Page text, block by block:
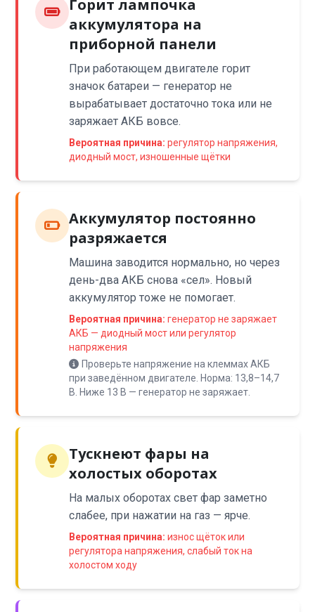
Горит лампочка
аккумулятора на
приборной панели
При работающем двигателе горит
значок батареи — генератор не
вырабатывает достаточно тока или не
заряжает АКБ вовсе.
Вероятная причина: регулятор напряжения,
диодный мост, изношенные щётки
Аккумулятор постоянно
разряжается
Машина заводится нормально, но через
день-два АКБ снова «сел». Новый
аккумулятор тоже не помогает.
Вероятная причина: генератор не заряжает
АКБ — диодный мост или регулятор
напряжения
Проверьте напряжение на клеммах АКБ
при заведённом двигателе. Норма: 13,8–14,7
В. Ниже 13 В — генератор не заряжает.
Тускнеют фары на
холостых оборотах
На малых оборотах свет фар заметно
слабее, при нажатии на газ — ярче.
Вероятная причина: износ щёток или
регулятора напряжения, слабый ток на
холостом ходу